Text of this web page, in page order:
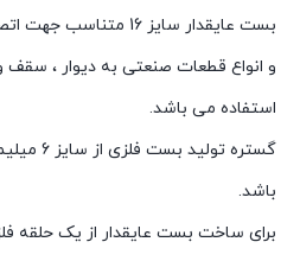
بست عایقدار سایز 16
و انواع قطعات صنعتی به دیوار ، سقف
استفاده می باشد.
باشد.
برای ساخت بست عایقدار از یک حلقه